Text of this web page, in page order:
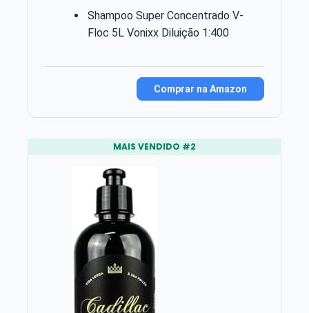
Shampoo Super Concentrado V-
Floc 5L Vonixx Diluição 1:400
Comprar na Amazon
MAIS VENDIDO #2